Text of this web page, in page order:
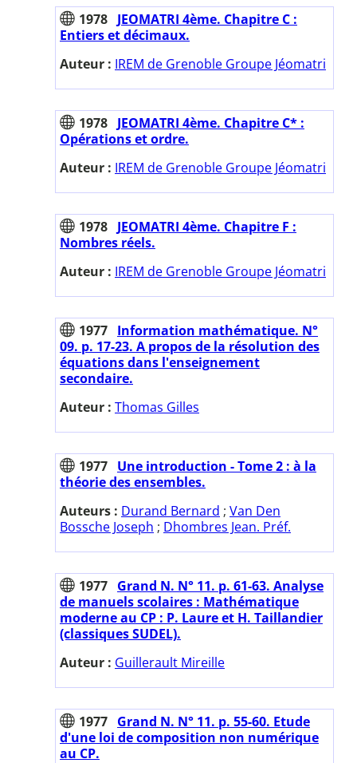
1978 JEOMATRI 4ème. Chapitre C :
Entiers et décimaux.
Auteur : IREM de Grenoble Groupe Jéomatri
1978 JEOMATRI 4ème. Chapitre C* :
Opérations et ordre.
Auteur : IREM de Grenoble Groupe Jéomatri
1978 JEOMATRI 4ème. Chapitre F :
Nombres réels.
Auteur : IREM de Grenoble Groupe Jéomatri
1977 Information mathématique. N°
09. p. 17-23. A propos de la résolution des
équations dans l'enseignement
secondaire.
Auteur : Thomas Gilles
1977 Une introduction - Tome 2 : à la
théorie des ensembles.
Auteurs : Durand Bernard ; Van Den
Bossche Joseph ; Dhombres Jean. Préf.
1977 Grand N. N° 11. p. 61-63. Analyse
de manuels scolaires : Mathématique
moderne au CP : P. Laure et H. Taillandier
(classiques SUDEL).
Auteur : Guillerault Mireille
1977 Grand N. N° 11. p. 55-60. Etude
d'une loi de composition non numérique
au CP.